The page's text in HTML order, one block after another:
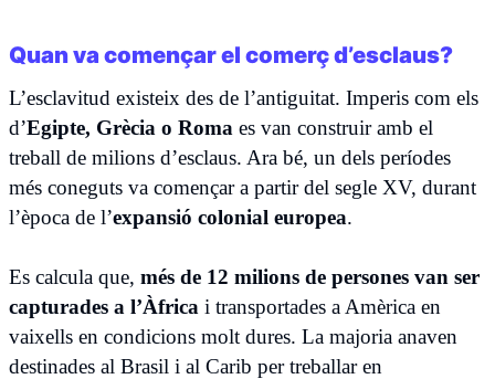
Quan va començar el comerç d’esclaus?
L’esclavitud existeix des de l’antiguitat. Imperis com els
d’Egipte, Grècia o Roma es van construir amb el
treball de milions d’esclaus. Ara bé, un dels períodes
més coneguts va començar a partir del segle XV, durant
l’època de l’expansió colonial europea.
Es calcula que, més de 12 milions de persones van ser
capturades a l’Àfrica i transportades a Amèrica en
vaixells en condicions molt dures. La majoria anaven
destinades al Brasil i al Carib per treballar en